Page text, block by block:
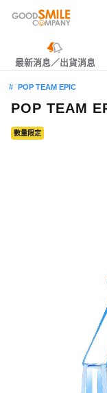
最新消息／出貨消息
POP TEAM EPIC
POP TEAM
數量限定